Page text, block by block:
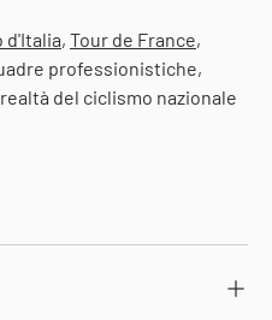
d'Italia, Tour de France,
professionistiche,
del ciclismo nazionale